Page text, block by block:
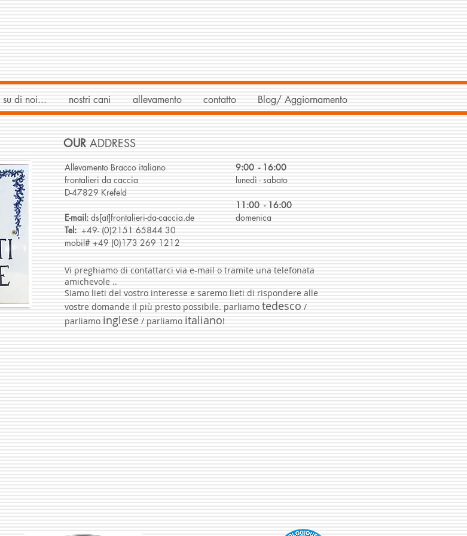
su di noi... nostri cani allevamento contatto Blog/ Aggiornamento
OUR ADDRESS
Allevamento Bracco italiano
frontalieri da caccia
D-47829 Krefeld
E-mail: ds[at]frontalieri-da-caccia.de
Tel: +49- (0)2151 65844 30
mobil# +49 (0)173 269 1212
9:00 - 16:00
lunedì - sabato
11:00 - 16:00
domenica
Vi preghiamo di contattarci via e-mail o tramite una telefonata
amichevole ..
Siamo lieti del vostro interesse e saremo lieti di rispondere alle
vostre domande il più presto possibile. parliamo tedesco /
parliamo inglese / parliamo italiano!